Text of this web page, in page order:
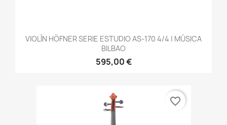
VIOLÍN HÖFNER SERIE ESTUDIO AS-170 4/4 | MÚSICA
BILBAO
595,00 €
favorite_border